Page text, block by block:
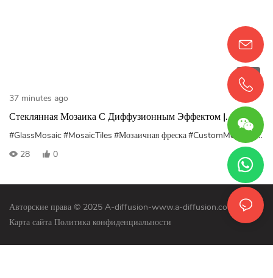
01:10
37 minutes ago
Стеклянная Мозаика С Диффузионным Эффектом |
Изготовление Художественной Мозаики На Заказ И
#GlassMosaic#MosaicTiles #Мозаичная фреска#CustomMosaic
28
0
Авторские права © 2025 A-diffusion-www.a-diffusion.com
|
Карта сайта Политика конфиденциальности